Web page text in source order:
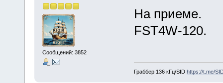
Сообщений: 3852
На приеме.
FST4W-120.
Граббер 136 кГц/SID https://t.me/